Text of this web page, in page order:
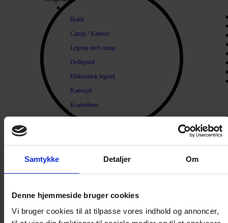
Samtykke Detaljer Om
Denne hjemmeside bruger cookies
Vi bruger cookies til at tilpasse vores indhold og annoncer,
Bolde
Catnip / Katteurt
Legetøj med catnip
Drillepind
Elektronisk legetøj
Kattespil
Kradsebræt
Lopper og Pels
Hygiejne
Tænder / Ånde